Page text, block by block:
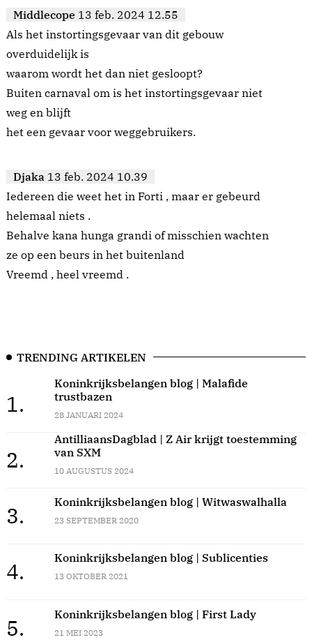
Middlecope 13 feb. 2024 12.55
Als het instortingsgevaar van dit gebouw
overduidelijk is
waarom wordt het dan niet gesloopt?
Buiten carnaval om is het instortingsgevaar niet
weg en blijft
het een gevaar voor weggebruikers.
Djaka 13 feb. 2024 10.39
Iedereen die weet het in Forti , maar er gebeurd
helemaal niets .
Behalve kana hunga grandi of misschien wachten
ze op een beurs in het buitenland
Vreemd , heel vreemd .
TRENDING ARTIKELEN
1.
Koninkrijksbelangen blog | Malafide
trustbazen
28 JANUARI 2024
2.
AntilliaansDagblad | Z Air krijgt toestemming
van SXM
10 AUGUSTUS 2024
3.
Koninkrijksbelangen blog | Witwaswalhalla
23 SEPTEMBER 2020
4.
Koninkrijksbelangen blog | Sublicenties
13 OKTOBER 2021
5.
Koninkrijksbelangen blog | First Lady
21 MEI 2023